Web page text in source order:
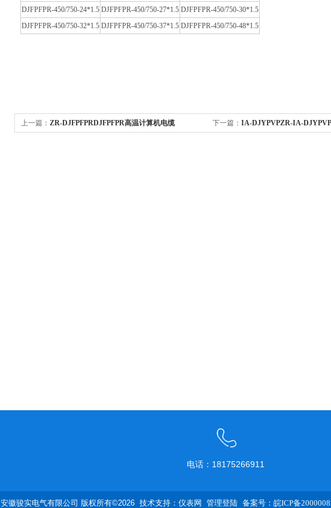
DJFPFPR-450/750-24*1.5 DJFPFPR-450/750-27*1.5 DJFPFPR-450/750-30*1.5
DJFPFPR-450/750-32*1.5 DJFPFPR-450/750-37*1.5 DJFPFPR-450/750-48*1.5
上一篇： ZR-DJFPFPRDJFPFPR高温计算机电缆 下一篇： IA-DJYPVPZR-IA-
电话：18175266911
安徽骏实电气有限公司 版权所有©2026 技术支持： 仪表网 管理登陆 备案号：皖ICP备